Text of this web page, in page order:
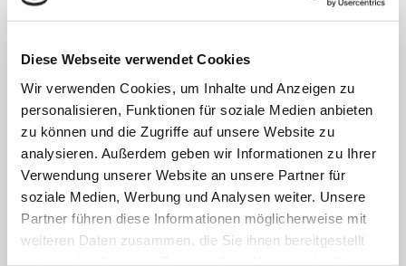
Diese Webseite verwendet Cookies
Wir verwenden Cookies, um Inhalte und Anzeigen zu
personalisieren, Funktionen für soziale Medien anbieten
zu können und die Zugriffe auf unsere Website zu
analysieren. Außerdem geben wir Informationen zu Ihrer
Verwendung unserer Website an unsere Partner für
soziale Medien, Werbung und Analysen weiter. Unsere
Partner führen diese Informationen möglicherweise mit
weiteren Daten zusammen, die Sie ihnen bereitgestellt
nachhaltigen Konsum interessieren, sich zukünftig zuerst
Alternative gibt zu dem Produkt, was sie gerade brauchen.
Angefangen von einem „grünen“ Handyvertrag, über
umweltfreundliche Haushaltsgegenstände bis hin zu
nachhaltigen Beauty-Produkten, Fair-Fashion oder guten
Lebensmitteln.“ Eine Vision, deren Nutzen klar auf der
Hand liegt und von der alle profitieren: Verbraucher,
Hersteller und unsere Umwelt.